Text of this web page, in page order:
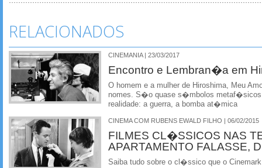
RELACIONADOS
CINEMANIA | 23/03/2017
Encontro e Lembran�a em
O homem e a mulher de Hiroshima, Meu
nomes. S�o quase s�mbolos
realidade: a guerra, a bomba at�mica
CINEMA COM RUBENS EWALD FILHO | 06/02/2015
FILMES CL�SSICOS NAS
APARTAMENTO FALASSE,
Saiba tudo sobre o cl�ssico que o